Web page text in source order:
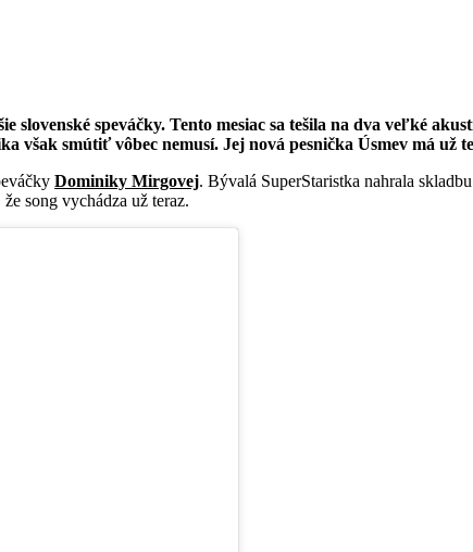
speváčky. Tento mesiac sa tešila na dva veľké
však smútiť vôbec nemusí. Jej nová pesnička Úsmev má už
Dominiky Mirgovej. Bývalá SuperStaristka nahrala skladbu
song vychádza už teraz.